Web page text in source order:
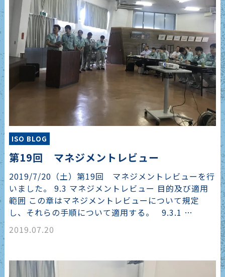
ISO BLOG
第19回 マネジメントレビュー
2019/7/20（土）第19回 マネジメントレビューを行
いました。 9.3 マネジメントレビュー 目的及び適用
範囲 この章はマネジメントレビューについて規定
し、それらの手順について適用する。 9.3.1 …
2019.07.20